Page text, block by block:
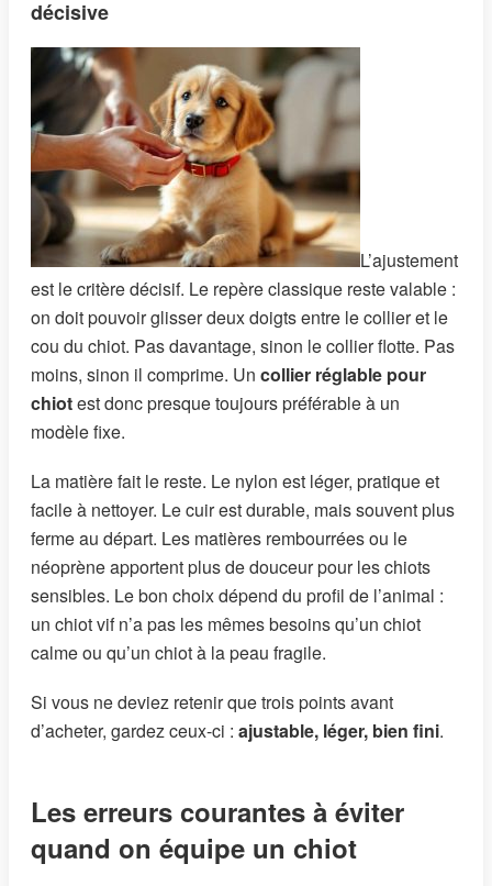
décisive
L’ajustement
est le critère décisif. Le repère classique reste valable :
on doit pouvoir glisser deux doigts entre le collier et le
cou du chiot. Pas davantage, sinon le collier flotte. Pas
moins, sinon il comprime. Un collier réglable pour
chiotest donc presque toujours préférable à un
modèle fixe.
La matière fait le reste. Le nylon est léger, pratique et
facile à nettoyer. Le cuir est durable, mais souvent plus
ferme au départ. Les matières rembourrées ou le
néoprène apportent plus de douceur pour les chiots
sensibles. Le bon choix dépend du profil de l’animal :
un chiot vif n’a pas les mêmes besoins qu’un chiot
calme ou qu’un chiot à la peau fragile.
Si vous ne deviez retenir que trois points avant
d’acheter, gardez ceux-ci : ajustable, léger, bien fini.
Les erreurs courantes à éviter
quand on équipe un chiot